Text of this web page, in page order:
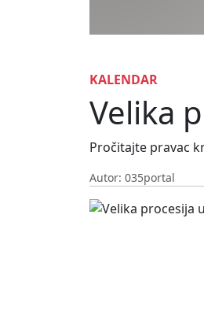
KALENDAR
Velika
Pročitajte pravac
Autor: 035portal